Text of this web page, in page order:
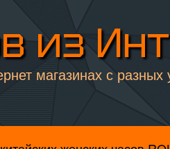
из
магазинах с разных